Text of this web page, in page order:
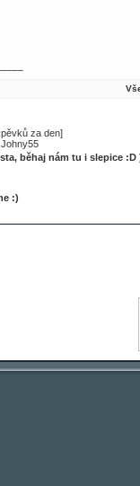
za den]
běhaj nám tu i slepice :D
:)